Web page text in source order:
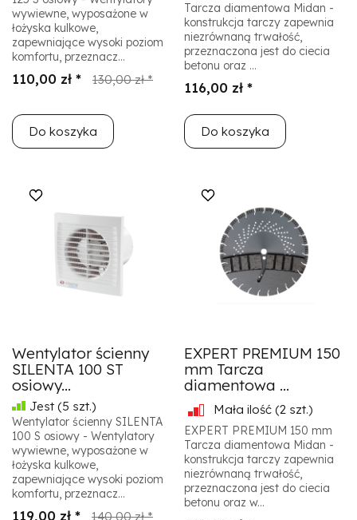
wywiewne, wyposażone w
łożyska kulkowe,
zapewniające wysoki poziom
komfortu, przeznacz...
110,00 zł * 130,00 zł *
Do koszyka
Tarcza diamentowa Midan -
konstrukcja tarczy zapewnia
niezrównaną trwałość,
przeznaczona jest do ciecia
betonu oraz ...
116,00 zł *
Do koszyka
Wentylator ścienny
SILENTA 100 ST
osiowy...
Jest (5 szt.)
Wentylator ścienny SILENTA
100 S osiowy - Wentylatory
wywiewne, wyposażone w
łożyska kulkowe,
zapewniające wysoki poziom
komfortu, przeznacz...
119,00 zł * 140,00 zł *
EXPERT PREMIUM 150
mm Tarcza
diamentowa ...
Mała ilość (2 szt.)
EXPERT PREMIUM 150 mm
Tarcza diamentowa Midan -
konstrukcja tarczy zapewnia
niezrównaną trwałość,
przeznaczona jest do ciecia
betonu oraz w...